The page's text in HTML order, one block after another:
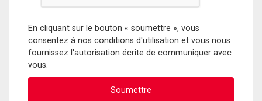
En cliquant sur le bouton « soumettre », vous
consentez à nos conditions d'utilisation et vous nous
fournissez l'autorisation écrite de communiquer avec
vous.